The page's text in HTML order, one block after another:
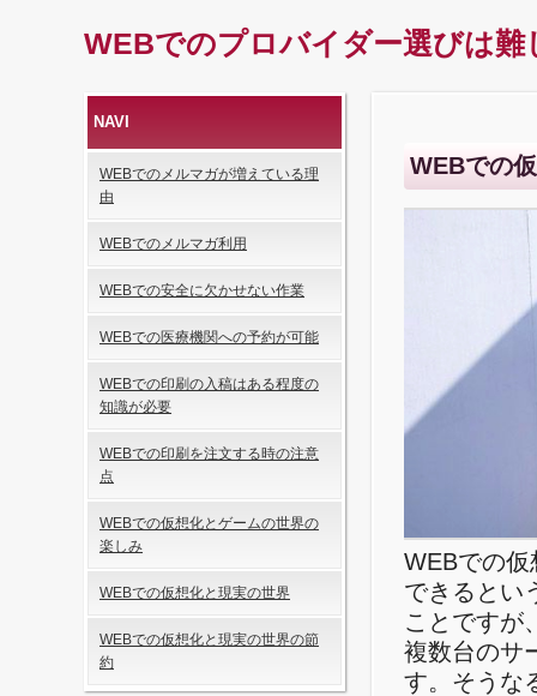
WEBでのプロバイダー選びは難
NAVI
WEBでのメルマガが増えている理
由
WEBでのメルマガ利用
WEBでの安全に欠かせない作業
WEBでの医療機関への予約が可能
WEBでの印刷の入稿はある程度の
知識が必要
WEBでの印刷を注文する時の注意
点
WEBでの仮想化とゲームの世界の
楽しみ
WEBでの仮想化と現実の世界
WEBでの仮想化と現実の世界の節
約
WEBでの
WEBでの
できるとい
ことですが
複数台のサ
す。そうな